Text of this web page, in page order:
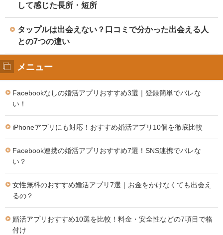
して感じた長所・短所
タップルは出会えない？口コミで分かった出会える人
との7つの違い
メニュー
Facebookなしの婚活アプリおすすめ3選｜登録簡単でバレな
い！
iPhoneアプリにも対応！おすすめ婚活アプリ10個を徹底比較
Facebook連携の婚活アプリおすすめ7選！SNS連携でバレな
い？
女性無料のおすすめ婚活アプリ7選｜お金をかけなくても出会え
るの？
婚活アプリおすすめ10選を比較！料金・安全性などの7項目で格
付け